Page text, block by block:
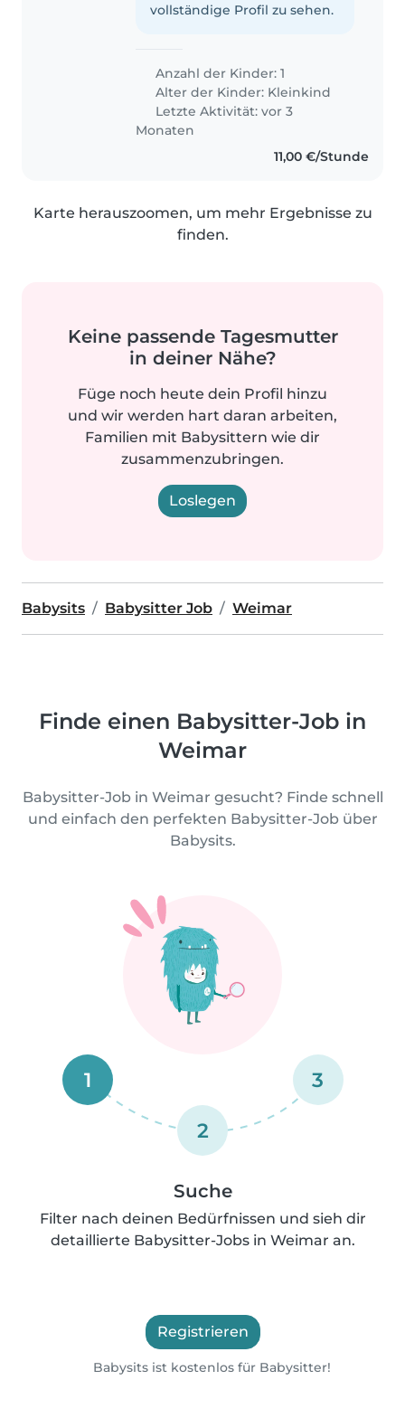
vollständige Profil zu sehen.
Anzahl der Kinder: 1
Alter der Kinder: Kleinkind
Letzte Aktivität: vor 3
Monaten
11,00 €/Stunde
Karte herauszoomen, um mehr Ergebnisse zu
finden.
Keine passende Tagesmutter
in deiner Nähe?
Füge noch heute dein Profil hinzu
und wir werden hart daran arbeiten,
Familien mit Babysittern wie dir
zusammenzubringen.
Loslegen
Babysits Babysitter Job Weimar
Finde einen Babysitter-Job in
Weimar
Babysitter-Job in Weimar gesucht? Finde schnell
und einfach den perfekten Babysitter-Job über
Babysits.
1
2
3
Suche
Filter nach deinen Bedürfnissen und sieh dir
detaillierte Babysitter-Jobs in Weimar an.
Registrieren
Babysits ist kostenlos für Babysitter!